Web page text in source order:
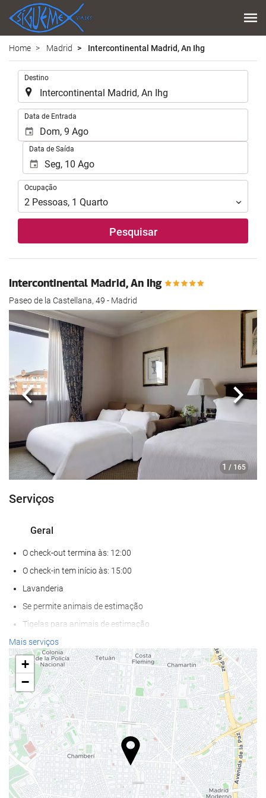
Home Madrid Intercontinental Madrid, An Ihg
Destino
Data de Entrada
Data de Saída
Ocupação
Ocupação
2 Pessoas, 1 Quarto
Pesquisar
Intercontinental Madrid, An Ihg
Paseo de la Castellana, 49 - Madrid
1 / 165
Anterior
Serviços
Geral
O check-out termina às: 12:00
O check-in tem início às: 15:00
Lavanderia
Se permite animais de estimação
Tigelas para animais de estimação
Ar condicionado
Aquecimento Central
Elevador
Acesso para deficientes fisicos
Quartos para não fumantes
Proibido fumar em todo o hotel
Zona de fumadores
Quartos com isolamento acústico
Mais serviços
+
−